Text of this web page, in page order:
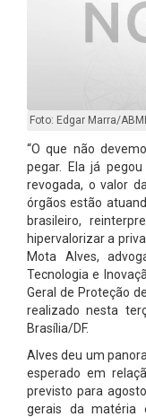
Foto: Edgar Marra/
“O que não
pegar. Ela já
revogada, o valor
órgãos estão
brasileiro,
hipervalorizar a
Mota Alves,
Tecnologia e
Geral de Proteção
realizado nesta
Brasília/DF.
Alves deu um
esperado em
previsto para
gerais da matéria